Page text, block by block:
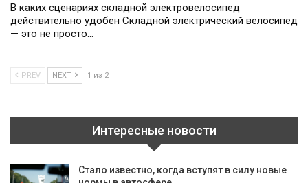
В каких сценариях складной электровелосипед
действительно удобен Складной электрический велосипед
— это не просто…
PREV NEXT 1 из 2
Интересные новости
Стало известно, когда вступят в силу новые